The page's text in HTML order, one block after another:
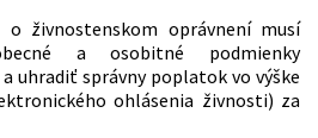
o živnostenskom oprávnení musí
a osobitné podmienky
uhradiť správny poplatok vo výške
ohlásenia živnosti) za